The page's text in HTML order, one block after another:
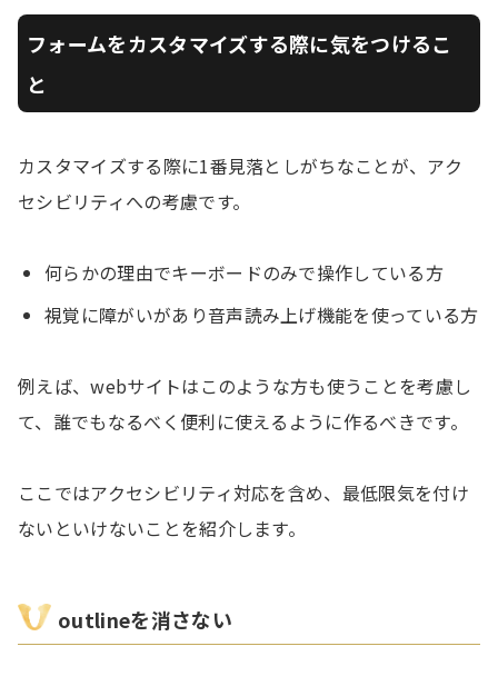
フォームをカスタマイズする際に気をつけるこ
と
カスタマイズする際に1番見落としがちなことが、アク
セシビリティへの考慮です。
何らかの理由でキーボードのみで操作している方
視覚に障がいがあり音声読み上げ機能を使っている方
例えば、webサイトはこのような方も使うことを考慮し
て、誰でもなるべく便利に使えるように作るべきです。
ここではアクセシビリティ対応を含め、最低限気を付け
ないといけないことを紹介します。
outlineを消さない